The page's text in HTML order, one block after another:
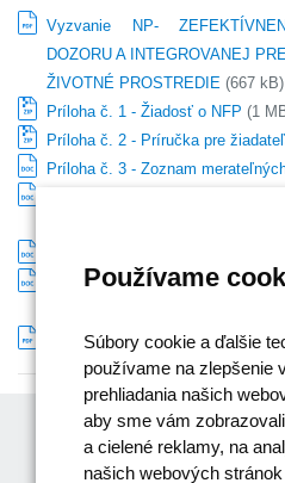
Vyzvanie NP-
DOZORU A INTEGROVANEJ
ŽIVOTNÉ PROSTREDIE (667 kB)
Príloha č. 1 - Žiadosť o NFP (1
Príloha č. 2 - Príručka pre
Príloha č. 3 - Zoznam
Príloha č. 4 - Informácia pre
Príloha č. 6 - Zoznam
Príloha č. 7 - Usmernenie RO
Používame
Súbory cookie a ďalšie
používame na zlepšenie
prehliadania našich
aby sme vám
a cielené reklamy, na
našich webových